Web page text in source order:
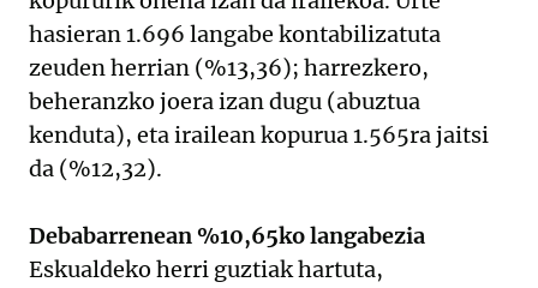
hasieran 1.696 langabe kontabilizatuta
zeuden herrian (%13,36); harrezkero,
beheranzko joera izan dugu (abuztua
kenduta), eta irailean kopurua 1.565ra jaitsi
da (%12,32).
Debabarrenean %10,65ko langabezia
Eskualdeko herri guztiak hartuta,